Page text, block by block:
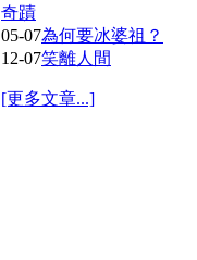
奇蹟
05-07為何要冰婆祖？
12-07笑離人間
[更多文章...]